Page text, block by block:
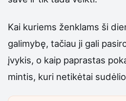
Kai kuriems ženklams ši
galimybę, tačiau ji gali
įvykis, o kaip paprastas
mintis, kuri netikėtai